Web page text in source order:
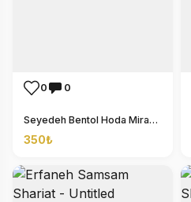
0 0
Seyedeh Bentol Hoda Mirazizi - Historical Monument
350₺